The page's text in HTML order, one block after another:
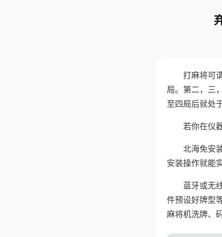
打麻将可
局。第二，三
至四局后就处
若你在仪
北海免安
安装操作就能
蓝牙或无
件预设好牌型
麻将机洗牌、